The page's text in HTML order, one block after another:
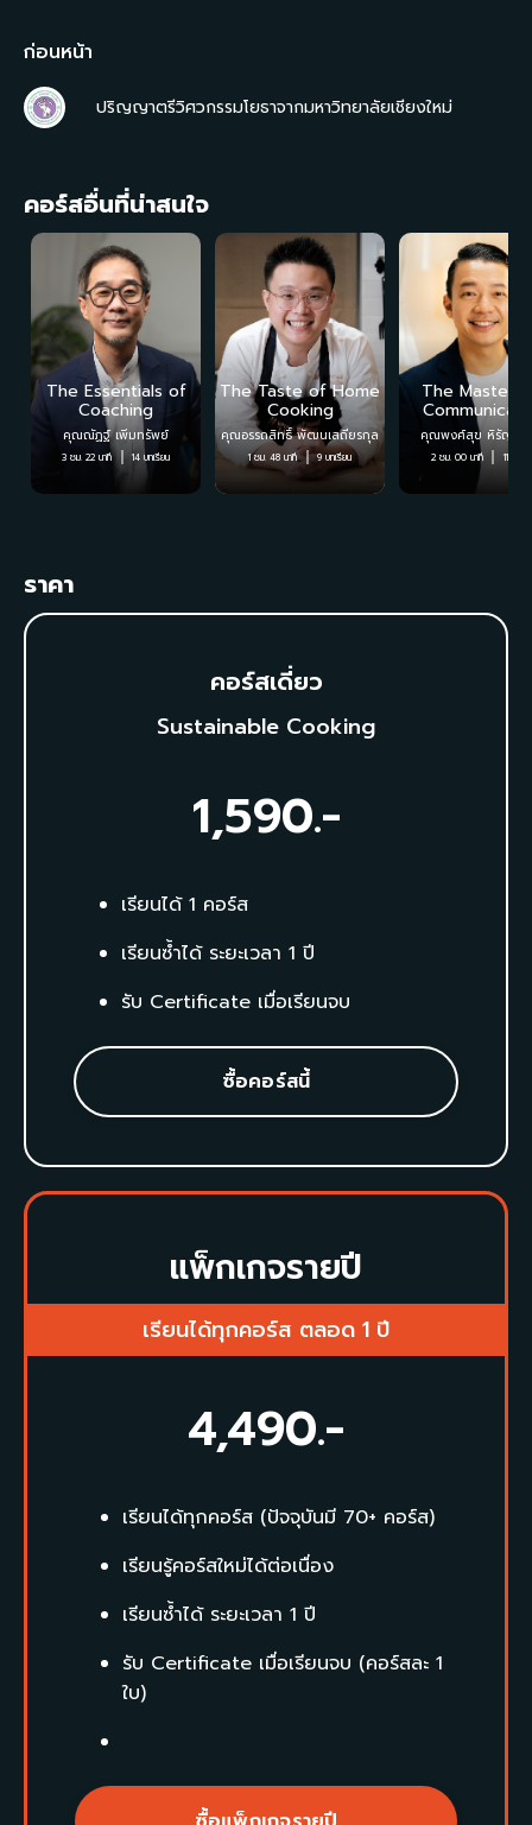
ก่อนหน้า
ปริญญาตรีวิศวกรรมโยธาจากมหาวิทยาลัยเชียงใหม่
คอร์สอื่นที่น่าสนใจ
The Essentials of
Coaching
คุณณัฏฐ์ เพิ่มทรัพย์
3 ชม. 22 นาที 14 บทเรียน
The Taste of Home
Cooking
คุณอรรถสิทธิ์ พัฒนเสถียรกุล
1 ชม. 48 นาที 9 บทเรียน
The Mastery
คุณพงศ์สุข หิรัญพ
2 ชม. 00 นาที 11
ราคา
คอร์สเดี่ยว
Sustainable Cooking
1,590.-
เรียนได้ 1 คอร์ส
เรียนซ้ำได้ ระยะเวลา 1 ปี
รับ Certificate เมื่อเรียนจบ
ซื้อคอร์สนี้
แพ็กเกจรายปี
เรียนได้ทุกคอร์ส ตลอด 1 ปี
4,490.-
เรียนได้ทุกคอร์ส (ปัจจุบันมี 70+ คอร์ส)
เรียนรู้คอร์สใหม่ได้ต่อเนื่อง
เรียนซ้ำได้ ระยะเวลา 1 ปี
รับ Certificate เมื่อเรียนจบ (คอร์สละ 1
ใบ)